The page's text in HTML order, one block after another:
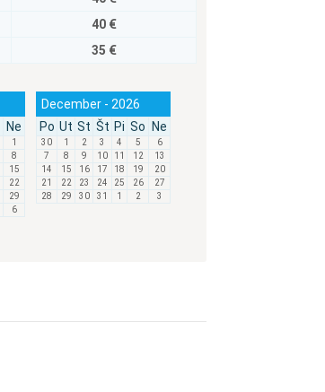
40 €
35 €
Ne
1
8
15
22
29
6
December - 2026
Po Ut St Št Pi So Ne
30 1 2 3 4 5
6
7
8 9 10 11 12
13
14
15 16 17 18 19
20
21
22 23 24 25 26
27
28
29 30 31 1 2 3